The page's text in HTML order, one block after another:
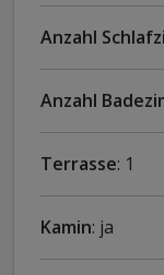
Anzahl
Anzahl
Terrasse: 1
Kamin: ja